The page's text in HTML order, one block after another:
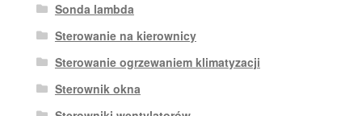
Sonda lambda
Sterowanie na kierownicy
Sterowanie ogrzewaniem klimatyzacji
Sterownik okna